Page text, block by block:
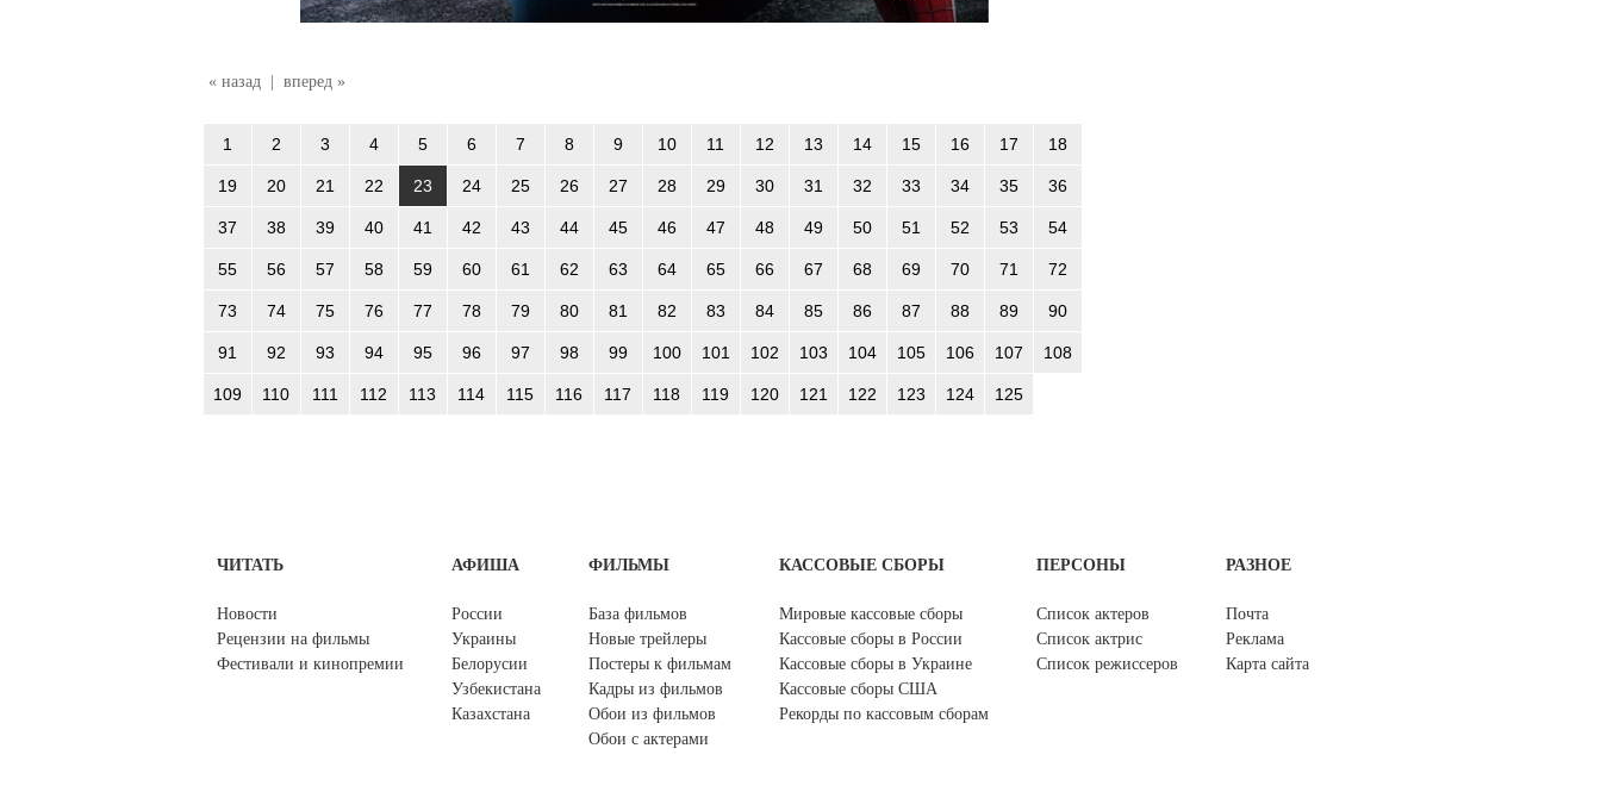
« назад | вперед »
1 2 3 4 5 6 7 8 9 10 11 12 13 14 15 16 17 18
19 20 21 22 23 24 25 26 27 28 29 30 31 32 33 34 35 36
37 38 39 40 41 42 43 44 45 46 47 48 49 50 51 52 53 54
55 56 57 58 59 60 61 62 63 64 65 66 67 68 69 70 71 72
73 74 75 76 77 78 79 80 81 82 83 84 85 86 87 88 89 90
91 92 93 94 95 96 97 98 99 100 101 102 103 104 105 106 107 108
109 110 111 112 113 114 115 116 117 118 119 120 121 122 123 124 125
ЧИТАТЬ
Новости
Рецензии на фильмы
Фестивали и кинопремии
АФИША
России
Украины
Белорусии
Узбекистана
Казахстана
ФИЛЬМЫ
База фильмов
Новые трейлеры
Постеры к фильмам
Кадры из фильмов
Обои из фильмов
Обои с актерами
КАССОВЫЕ СБОРЫ
Мировые кассовые сборы
Кассовые сборы в России
Кассовые сборы в Украине
Кассовые сборы США
Рекорды по кассовым сборам
ПЕРСОНЫ
Список актеров
Список актрис
Список режиссеров
РАЗНОЕ
Почта
Реклама
Карта сайта